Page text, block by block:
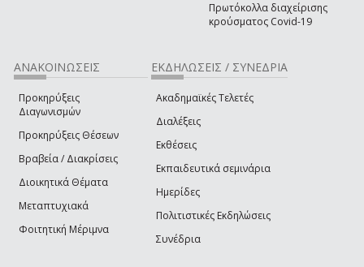
Πρωτόκολλα διαχείρισης
κρούσματος Covid-19
ΑΝΑΚΟΙΝΩΣΕΙΣ
Προκηρύξεις
Διαγωνισμών
Προκηρύξεις Θέσεων
Βραβεία / Διακρίσεις
Διοικητικά Θέματα
Μεταπτυχιακά
Φοιτητική Μέριμνα
ΕΚΔΗΛΩΣΕΙΣ / ΣΥΝΕΔΡΙΑ
Ακαδημαϊκές Τελετές
Διαλέξεις
Εκθέσεις
Εκπαιδευτικά σεμινάρια
Ημερίδες
Πολιτιστικές Εκδηλώσεις
Συνέδρια